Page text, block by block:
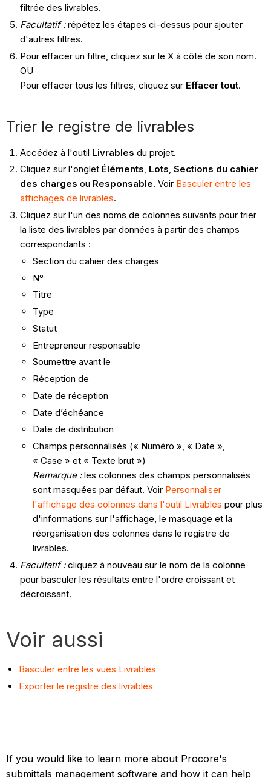
filtrée des livrables.
Facultatif :répétez les étapes ci-dessus pour ajouter
d'autres filtres.
Pour effacer un filtre, cliquez sur le X à côté de son nom.
OU
Pour effacer tous les filtres, cliquez sur Effacer tout.
Trier le registre de livrables
Accédez à l'outil Livrables du projet.
Cliquez sur l'onglet Éléments, Lots, Sections du cahier
des charges ou Responsable. Voir Basculer entre les
affichages de livrables.
Cliquez sur l'un des noms de colonnes suivants pour trier
la liste des livrables par données à partir des champs
correspondants :
Section du cahier des charges
N°
Titre
Type
Statut
Entrepreneur responsable
Soumettre avant le
Réception de
Date de réception
Date d’échéance
Date de distribution
Champs personnalisés (« Numéro », « Date »,
« Case » et « Texte brut »)
Remarque :les colonnes des champs personnalisés
sont masquées par défaut. Voir Personnaliser
l'affichage des colonnes dans l'outil Livrables pour plus
d'informations sur l'affichage, le masquage et la
réorganisation des colonnes dans le registre de
livrables.
Facultatif :cliquez à nouveau sur le nom de la colonne
pour basculer les résultats entre l'ordre croissant et
décroissant.
Voir aussi
Basculer entre les vues Livrables
Exporter le registre des livrables
If you would like to learn more about Procore's
submittals management software and how it can help